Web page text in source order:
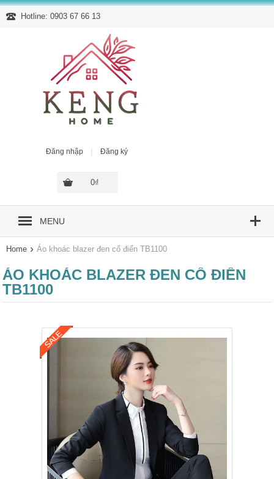
Hotline: 0903 67 66 13
0₫
Đăng nhập | Đăng ký
MENU
Home › Áo khoác blazer đen cổ điển TB1100
ÁO KHOÁC BLAZER ĐEN CỔ ĐIỂN
TB1100